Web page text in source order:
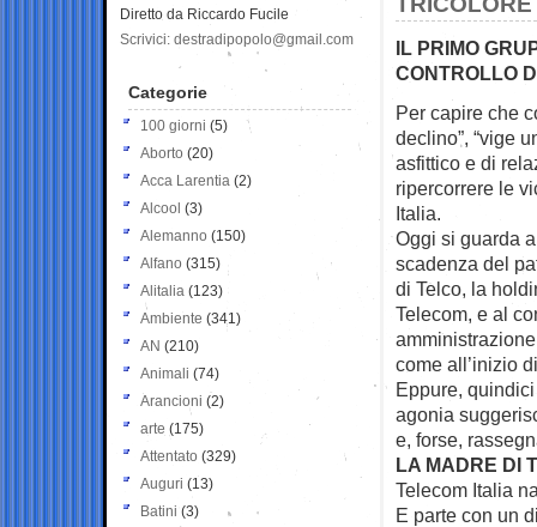
IL PRIMO
CONTROLLO
Per capire che
declino”, “vige
asfittico e di
ripercorrere le
Italia.
Oggi si guarda
scadenza del
di Telco, la
Telecom, e al
come all’inizio
Eppure,
agonia
e, forse,
LA MADRE DI
Telecom Italia
E parte con un
Diretto da Riccardo Fucile
Scrivici: destradipopolo@gmail.com
Categorie
100 giorni (5)
Aborto (20)
Acca Larentia (2)
Alcool (3)
Alemanno (150)
Alfano (315)
Alitalia (123)
Ambiente (341)
AN (210)
Animali (74)
Arancioni (2)
arte (175)
Attentato (329)
Auguri (13)
Batini (3)